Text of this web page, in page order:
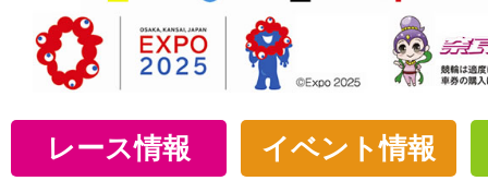
レース情報 イベント情報